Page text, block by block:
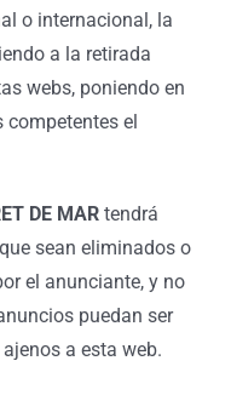
o internacional, la
a la retirada
webs, poniendo en
el
DE MARtendrá
sean eliminados o
el anunciante, y no
puedan ser
a esta web.